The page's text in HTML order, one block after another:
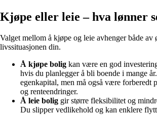
Kjøpe eller leie – hva lønner
Valget mellom å kjøpe og leie avhenger både av
livssituasjonen din.
Å kjøpe bolig kan være en god
hvis du planlegger å bli boende i mange
egenkapital, men må også være forberedt
og renteendringer.
Å leie bolig gir større fleksibilitet og
Du slipper vedlikehold og kan enklere